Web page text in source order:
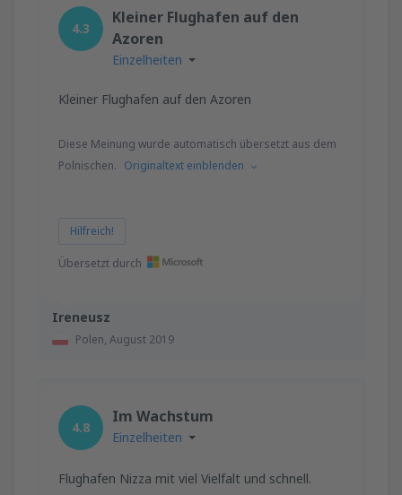
Ireneusz
Polen, August 2019
4.3
Kleiner Flughafen auf den
Azoren
Einzelheiten
Kleiner Flughafen auf den Azoren
Diese Meinung wurde automatisch übersetzt aus dem
Polnischen. Originaltext einblenden
Hilfreich!
Übersetzt durch
4.8
Im Wachstum
Einzelheiten
Flughafen Nizza mit viel Vielfalt und schnell.